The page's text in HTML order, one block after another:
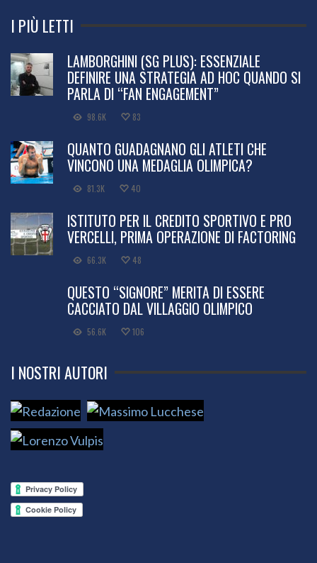
I PIÙ LETTI
LAMBORGHINI (SG PLUS): ESSENZIALE
DEFINIRE UNA STRATEGIA AD HOC QUANDO SI
PARLA DI “FAN ENGAGEMENT”
98.6K 83
QUANTO GUADAGNANO GLI ATLETI CHE
VINCONO UNA MEDAGLIA OLIMPICA?
81.3K 40
ISTITUTO PER IL CREDITO SPORTIVO E PRO
VERCELLI, PRIMA OPERAZIONE DI FACTORING
66.3K 48
QUESTO “SIGNORE” MERITA DI ESSERE
CACCIATO DAL VILLAGGIO OLIMPICO
56.6K 106
I NOSTRI AUTORI